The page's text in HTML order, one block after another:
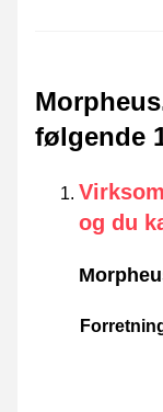
følgende
og du